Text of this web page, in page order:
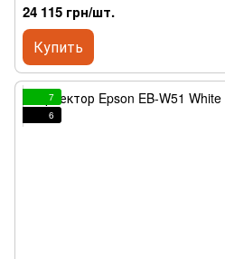
24 115 грн/шт.
Купить
7
6